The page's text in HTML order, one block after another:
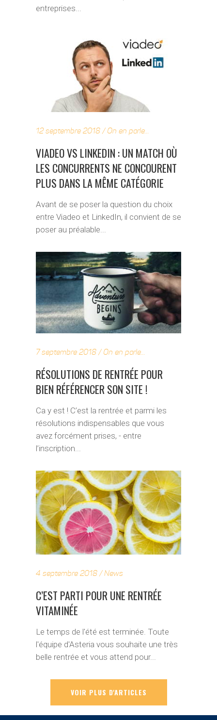
entreprises...
12 septembre 2018 On en parle...
VIADEO VS LINKEDIN : UN MATCH OÙ
LES CONCURRENTS NE CONCOURENT
PLUS DANS LA MÊME CATÉGORIE
Avant de se poser la question du choix
entre Viadeo et LinkedIn, il convient de se
poser au préalable...
7 septembre 2018 On en parle...
RÉSOLUTIONS DE RENTRÉE POUR
BIEN RÉFÉRENCER SON SITE !
Ca y est ! C’est la rentrée et parmi les
résolutions indispensables que vous
avez forcément prises, - entre
l’inscription...
4 septembre 2018 News
C’EST PARTI POUR UNE RENTRÉE
VITAMINÉE
Le temps de l'été est terminée. Toute
l'équipe d'Asteria vous souhaite une très
belle rentrée et vous attend pour...
VOIR PLUS D'ARTICLES